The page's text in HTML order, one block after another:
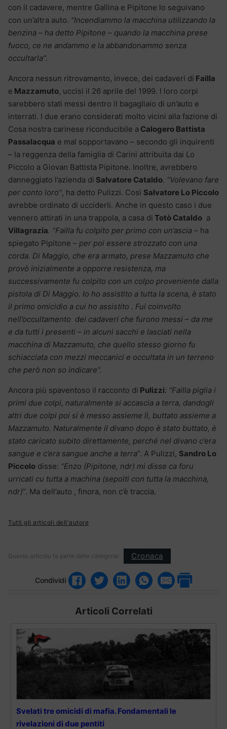
con il cadavere, mentre Gallina e Pipitone lo seguivano
con un’altra auto. “Incendiammo la macchina utilizzando la
benzina – ha detto Pipitone – quando la macchina prese
fuoco, ce ne andammo e la abbandonammo senza
occultarla”.
Ancora nessun ritrovamento, invece, dei cadaveri di Failla
e Mazzamuto, uccisi il 26 aprile del 1999. I loro corpi
sarebbero stati messi dentro il bagagliaio di un’auto e
interrati. I due erano considerati molto vicini alla fazione di
Cosa nostra carinese riconducibile a Calogero Battista
Passalacqua e mal sopportavano – secondo gli inquirenti
– la reggenza della famiglia di Carini attribuita dai Lo
Piccolo a Giovan Battista Pipitone. Inoltre, avrebbero
danneggiato l’azienda di Salvatore Cataldo. “Volevano fare
per conto loro”, ha detto Pulizzi. Così Salvatore Lo Piccolo
avrebbe ordinato di ucciderli. Anche in questo caso i due
vennero attirati in una trappola, a casa di Totò Cataldo a
Villagrazia. “Failla fu colpito per primo con un’ascia – ha
spiegato Pipitone – per poi essere strozzato con una
corda. Di Maggio, che era armato, prese Mazzamuto che
provò inizialmente a opporre resistenza, ma
successivamente fu colpito con un colpo proveniente dalla
pistola di Di Maggio. Io ho assistito a tutta la scena, è stato
il primo omicidio a cui ho assistito . Fui coinvolto
nell’occultamento dei cadaveri che furono messi – da me
e da tutti i presenti – in alcuni sacchi e lasciati nella
macchina di Mazzamuto, che quello stesso giorno fu
schiacciata con mezzi meccanici e occultata in un terreno
che però non so indicare”.
Ancora più spaventoso il racconto di Pulizzi: “Failla piglia i
primi due colpi, naturalmente si accascia a terra, dandogli
altri due colpi poi si è messo assieme lì, buttato assieme a
Mazzamuto. Naturalmente il divano dopo è stato buttato, è
stato caricato subito direttamente, perché nel divano c’era
sangue e c’era sangue anche a terra”. A Pulizzi, Sandro Lo
Piccolo disse: “Enzo (Pipitone, ndr) mi disse ca foru
urricati cu tutta a machina (sepolti con tutta la macchina,
ndr)”. Ma dell’auto , finora, non c’è traccia.
Tutti gli articoli dell'autore
Questo articolo fa parte delle categorie: Cronaca
Condividi
Articoli Correlati
Svelati tre omicidi di mafia. Fondamentali le
rivelazioni di due pentiti